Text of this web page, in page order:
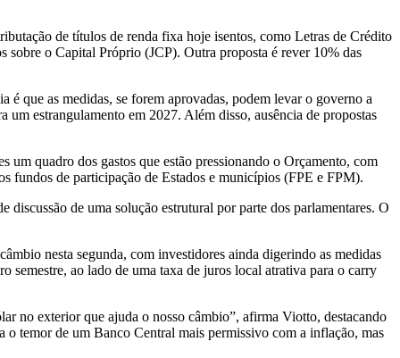
de títulos de renda fixa hoje isentos, como Letras de Crédito
o Capital Próprio (JCP). Outra proposta é rever 10% das
que as medidas, se forem aprovadas, podem levar o governo a
estrangulamento em 2027. Além disso, ausência de propostas
quadro dos gastos que estão pressionando o Orçamento, com
fundos de participação de Estados e municípios (FPE e FPM).
discussão de uma solução estrutural por parte dos parlamentares. O
nesta segunda, com investidores ainda digerindo as medidas
semestre, ao lado de uma taxa de juros local atrativa para o carry
no exterior que ajuda o nosso câmbio”, afirma Viotto, destacando
o temor de um Banco Central mais permissivo com a inflação, mas